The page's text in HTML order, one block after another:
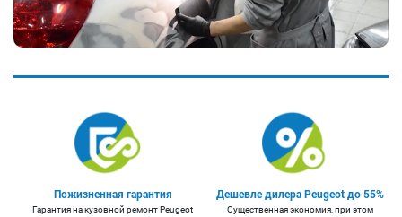
Пожизненная гарантия
Гарантия на кузовной ремонт Peugeot
Дешевле дилера Peugeot до 55%
Существенная экономия, при этом